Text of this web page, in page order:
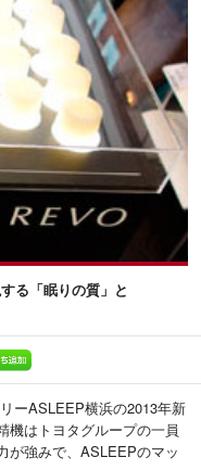
る「眠りの質」と
ーASLEEP横浜の2013年新
機はトヨタグループの一員
が強みで、ASLEEPのマッ